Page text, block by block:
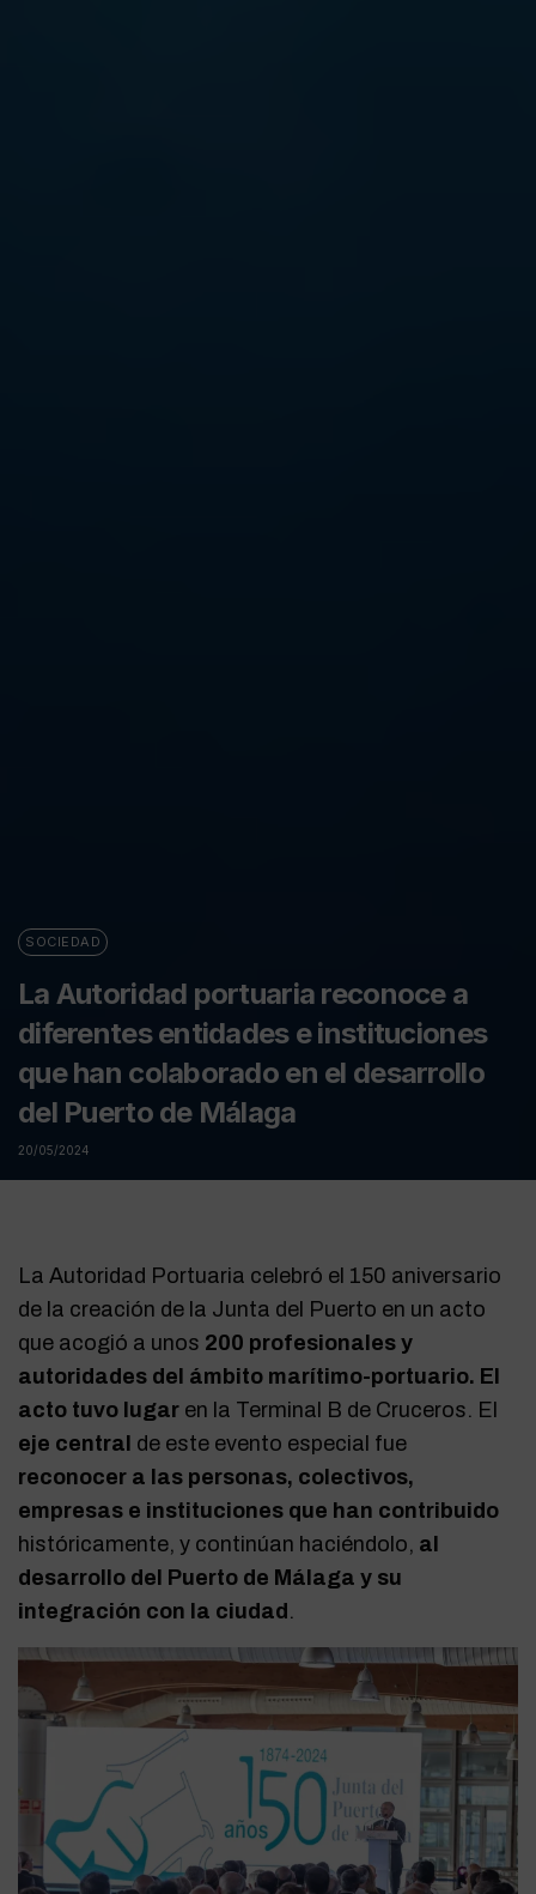
SOCIEDAD
La Autoridad portuaria reconoce a
diferentes entidades e instituciones
que han colaborado en el desarrollo
del Puerto de Málaga
20/05/2024
La Autoridad Portuaria celebró el 150 aniversario
de la creación de la Junta del Puerto en un acto
que acogió a unos 200 profesionales y
autoridades del ámbito marítimo-portuario. El
acto tuvo lugar en la Terminal B de Cruceros. El
eje central de este evento especial fue
reconocer a las personas, colectivos,
empresas e instituciones que han contribuido
históricamente, y continúan haciéndolo, al
desarrollo del Puerto de Málaga y su
integración con la ciudad .